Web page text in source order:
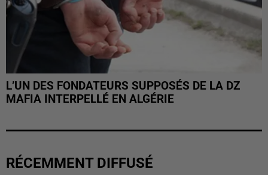
L’UN DES FONDATEURS SUPPOSÉS DE LA DZ
MAFIA INTERPELLÉ EN ALGÉRIE
RÉCEMMENT DIFFUSÉ